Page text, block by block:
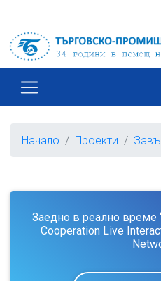
Начало Проекти
Заедно в реално време
Cooperation Live